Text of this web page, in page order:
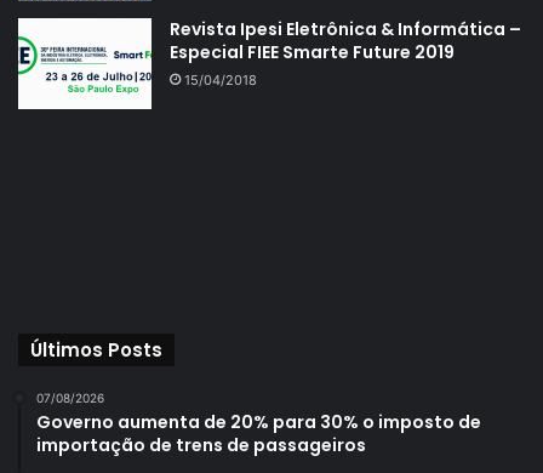
Revista Ipesi Eletrônica & Informática –
Especial FIEE Smarte Future 2019
15/04/2018
Últimos Posts
07/08/2026
Governo aumenta de 20% para 30% o imposto de
importação de trens de passageiros